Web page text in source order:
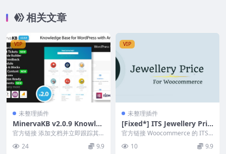
相关文章
VIP
未整理插件
MinervaKB v2.0.9 Knowled
ge Base for WordPress wit
官方链接 添加文档并立即跟踪其
性能 如果您有任何问题，请随时
在评论中或通过 En...
24 9.9
VIP
未整理插件
[Fixed*] ITS Jewellery Pric
e Plugin v2.1.0 [Activated]
官方链接 Woocommerce 的 ITS
珠宝价格插件有助于更新珠宝产品
的价...
10 9.9